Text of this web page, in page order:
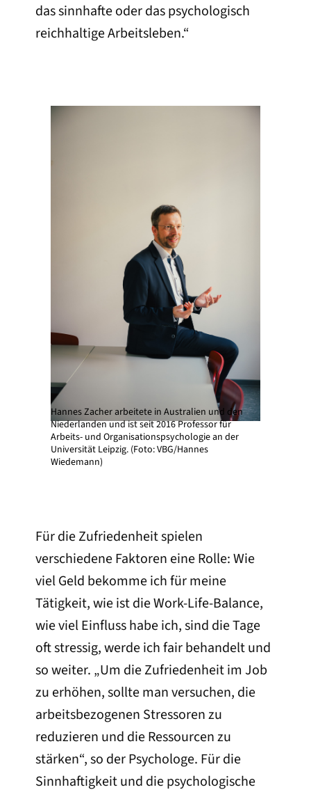
das sinnhafte oder das psychologisch
reichhaltige Arbeitsleben.“
Hannes Zacher arbeitete in Australien und den
Niederlanden und ist seit 2016 Professor für
Arbeits- und Organisationspsychologie an der
Universität Leipzig. (Foto: VBG/Hannes
Wiedemann)
Für die Zufriedenheit spielen
verschiedene Faktoren eine Rolle: Wie
viel Geld bekomme ich für meine
Tätigkeit, wie ist die Work-Life-Balance,
wie viel Einfluss habe ich, sind die Tage
oft stressig, werde ich fair behandelt und
so weiter. „Um die Zufriedenheit im Job
zu erhöhen, sollte man versuchen, die
arbeitsbezogenen Stressoren zu
reduzieren und die Ressourcen zu
stärken“, so der Psychologe. Für die
Sinnhaftigkeit und die psychologische